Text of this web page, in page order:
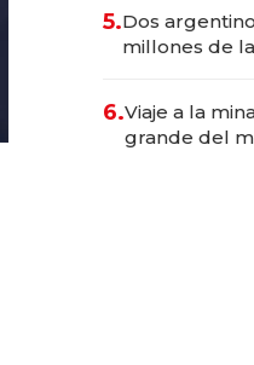
5.Dos
millones de
6.Viaje a la
grande del